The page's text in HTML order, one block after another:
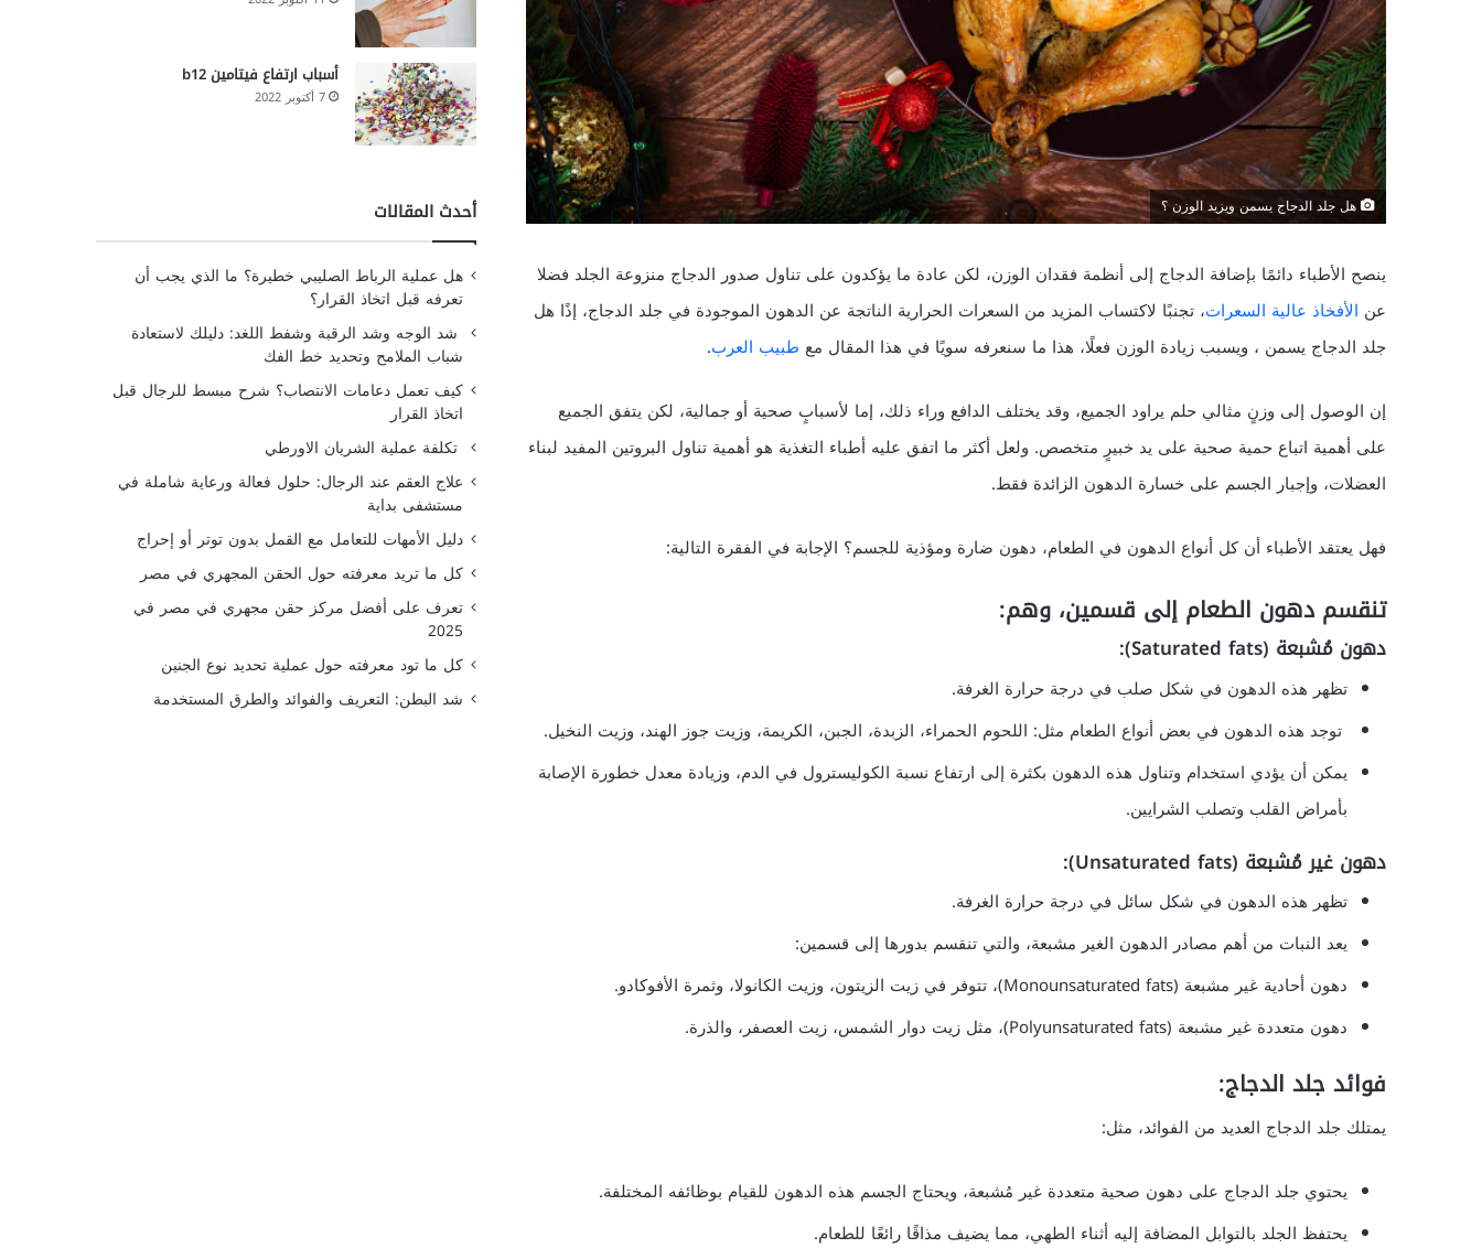
هل جلد الدجاج يسمن ويزيد الوزن ؟
ينصح الأطباء دائمًا بإضافة الدجاج إلى أنظمة فقدان الوزن، لكن عادة ما يؤكدون على تناول صدور الدجاج منزوعة الجلد فضلا
عن الأفخاذ عالية السعرات، تجنبًا لاكتساب المزيد من السعرات الحرارية الناتجة عن الدهون الموجودة في جلد الدجاج، إذًا هل
جلد الدجاج يسمن ، ويسبب زيادة الوزن فعلًا، هذا ما سنعرفه سويًا في هذا المقال مع طبيب العرب.
إن الوصول إلى وزنٍ مثالي حلم يراود الجميع، وقد يختلف الدافع وراء ذلك، إما لأسبابٍ صحية أو جمالية، لكن يتفق الجميع
على أهمية اتباع حمية صحية على يد خبيرٍ متخصص. ولعل أكثر ما اتفق عليه أطباء التغذية هو أهمية تناول البروتين المفيد لبناء
العضلات، وإجبار الجسم على خسارة الدهون الزائدة فقط.
فهل يعتقد الأطباء أن كل أنواع الدهون في الطعام، دهون ضارة ومؤذية للجسم؟ الإجابة في الفقرة التالية:
تنقسم دهون الطعام إلى قسمين، وهم:
دهون مُشبعة (Saturated fats):
تظهر هذه الدهون في شكل صلب في درجة حرارة الغرفة.
توجد هذه الدهون في بعض أنواع الطعام مثل: اللحوم الحمراء، الزبدة، الجبن، الكريمة، وزيت جوز الهند، وزيت النخيل.
يمكن أن يؤدي استخدام وتناول هذه الدهون بكثرة إلى ارتفاع نسبة الكوليسترول في الدم، وزيادة معدل خطورة الإصابة
بأمراض القلب وتصلب الشرايين.
دهون غير مُشبعة (Unsaturated fats):
تظهر هذه الدهون في شكل سائل في درجة حرارة الغرفة.
يعد النبات من أهم مصادر الدهون الغير مشبعة، والتي تنقسم بدورها إلى قسمين:
دهون أحادية غير مشبعة (Monounsaturated fats)، تتوفر في زيت الزيتون، وزيت الكانولا، وثمرة الأفوكادو.
دهون متعددة غير مشبعة (Polyunsaturated fats)، مثل زيت دوار الشمس، زيت العصفر، والذرة.
فوائد جلد الدجاج:
يمتلك جلد الدجاج العديد من الفوائد، مثل:
يحتوي جلد الدجاج على دهون صحية متعددة غير مُشبعة، ويحتاج الجسم هذه الدهون للقيام بوظائفه المختلفة.
يحتفظ الجلد بالتوابل المضافة إليه أثناء الطهي، مما يضيف مذاقًا رائعًا للطعام.
أسباب ارتفاع فيتامين b12
7 أكتوبر 2022
أحدث المقالات
هل عملية الرباط الصليبي خطيرة؟ ما الذي يجب أن
تعرفه قبل اتخاذ القرار؟
شد الوجه وشد الرقبة وشفط اللغد: دليلك لاستعادة
شباب الملامح وتحديد خط الفك
كيف تعمل دعامات الانتصاب؟ شرح مبسط للرجال قبل
اتخاذ القرار
تكلفة عملية الشريان الاورطي
علاج العقم عند الرجال: حلول فعالة ورعاية شاملة في
مستشفى بداية
دليل الأمهات للتعامل مع القمل بدون توتر أو إحراج
كل ما تريد معرفته حول الحقن المجهري في مصر
تعرف على أفضل مركز حقن مجهري في مصر في
2025
كل ما تود معرفته حول عملية تحديد نوع الجنين
شد البطن: التعريف والفوائد والطرق المستخدمة